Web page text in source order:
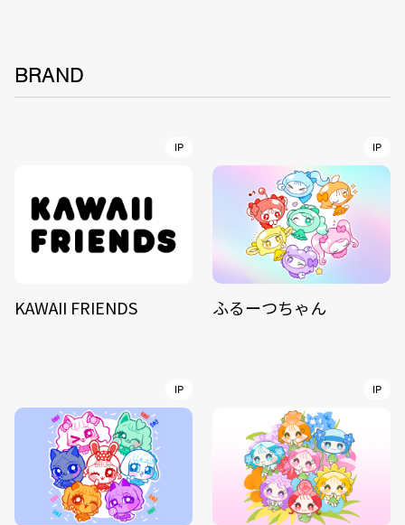
BRAND
IP
KAWAII FRIENDS
IP
ふるーつちゃん
IP IP